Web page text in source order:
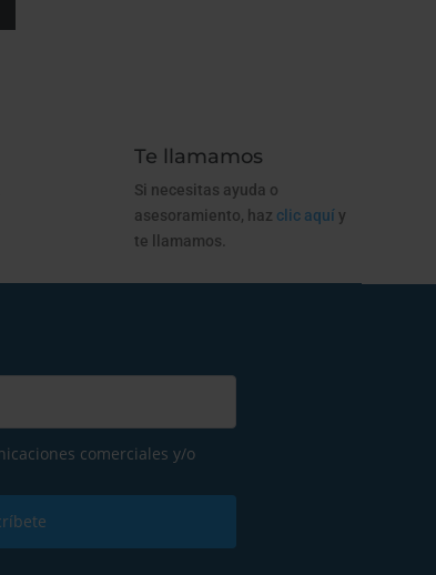
Te llamamos
Si necesitas ayuda o
asesoramiento, haz clic aquíy
te llamamos.